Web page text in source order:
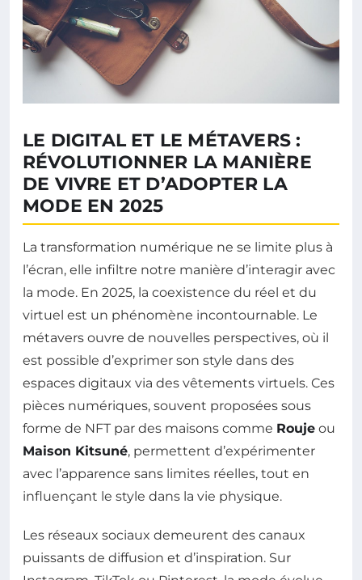
LE DIGITAL ET LE MÉTAVERS :
RÉVOLUTIONNER LA MANIÈRE
DE VIVRE ET D’ADOPTER LA
MODE EN 2025
La transformation numérique ne se limite plus à
l’écran, elle infiltre notre manière d’interagir avec
la mode. En 2025, la coexistence du réel et du
virtuel est un phénomène incontournable. Le
métavers ouvre de nouvelles perspectives, où il
est possible d’exprimer son style dans des
espaces digitaux via des vêtements virtuels. Ces
pièces numériques, souvent proposées sous
forme de NFT par des maisons comme Rouje ou
Maison Kitsuné, permettent d’expérimenter
avec l’apparence sans limites réelles, tout en
influençant le style dans la vie physique.
Les réseaux sociaux demeurent des canaux
puissants de diffusion et d’inspiration. Sur